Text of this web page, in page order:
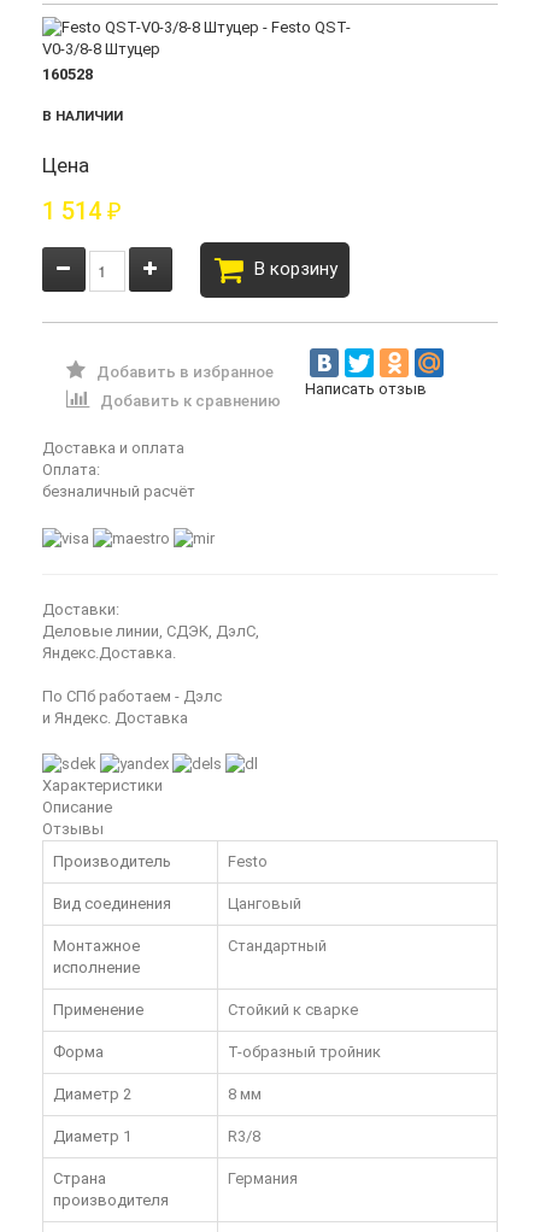
160528
В НАЛИЧИИ
Цена
1 514 ₽
В корзину
Добавить в избранное
Добавить к сравнению
Написать отзыв
Доставка и оплата
Оплата:
безналичный расчёт
Доставки:
Деловые линии, СДЭК, ДэлС,
Яндекс.Доставка.
По СПб работаем - Дэлс
и Яндекс. Доставка
Характеристики
Описание
Отзывы
Производитель
Festo
Вид соединения Цанговый
Монтажное
исполнение
Стандартный
Применение Стойкий к сварке
Форма Т-образный тройник
Диаметр 2 8 мм
Диаметр 1 R3/8
Страна
производителя
Германия